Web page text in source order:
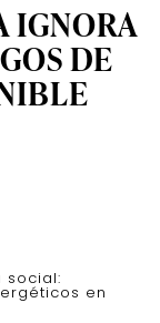
IGNORA
DE
social:
en